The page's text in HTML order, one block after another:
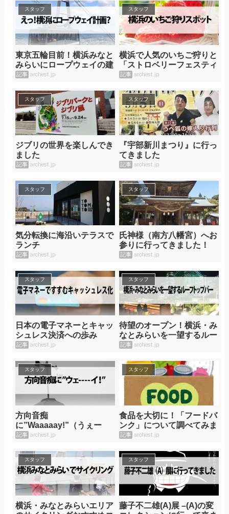
スタッフ
東京五輪目前！横浜みなと
みらいにロープウェイの建
設計画！？
記事 archest.jp
スタッフ
横浜で人気のいちご狩りと
「ストロベリーフェスティ
バル」レポ
記事 archest.jp
スタッフ
ジブリの世界を楽しんでき
ました
記事 archest.jp
スタッフ
『宇部新川まつり』に行っ
てきました
記事 archest.jp
スタッフ
気分転換に海沿いテラスで
ランチ
記事 archest.jp
スタッフ
氏神様（南方八幡宮）へお
参りに行ってきました！
記事 archest.jp
スタッフ
日本の電子マネーとキャッ
シュレス決済への歩み
記事 archest.jp
スタッフ
待望のオープン！横浜・み
なとみらいを一望するルー
フトップバー
記事 archest.jp
スタッフ
方向音痴
に”Waaaaay!”（うぇー
い！）アプリを！
記事 archest.jp
スタッフ
食品を大切に！「フードバ
ンク」について調べてみま
した
記事 archest.jp
スタッフ
横浜・みなとみらいエリア
スタッフ
藤子不二雄(A)展 –(A)の変